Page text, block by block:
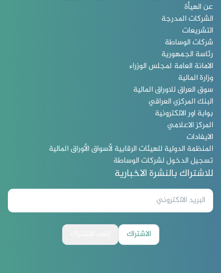
عن الهيأة
الشركات المدرجة
التشريعات
شركات الوساطة
رئاسة الجمهورية
الامانة العامة لمجلس الوزراء
وزارة المالية
سوق العراق للاوراق المالية
البنك المركزي العراقي
بوابة اور الالكترونية
المركز الاعلامي
الايفادات
المنظمة الدولية للهيئات الرقابية لأسواق الأوراق المالية
تسجيل الدخول لشركات الوساطة
للاشتراك بالنشرة الاخبارية
الاشتراك